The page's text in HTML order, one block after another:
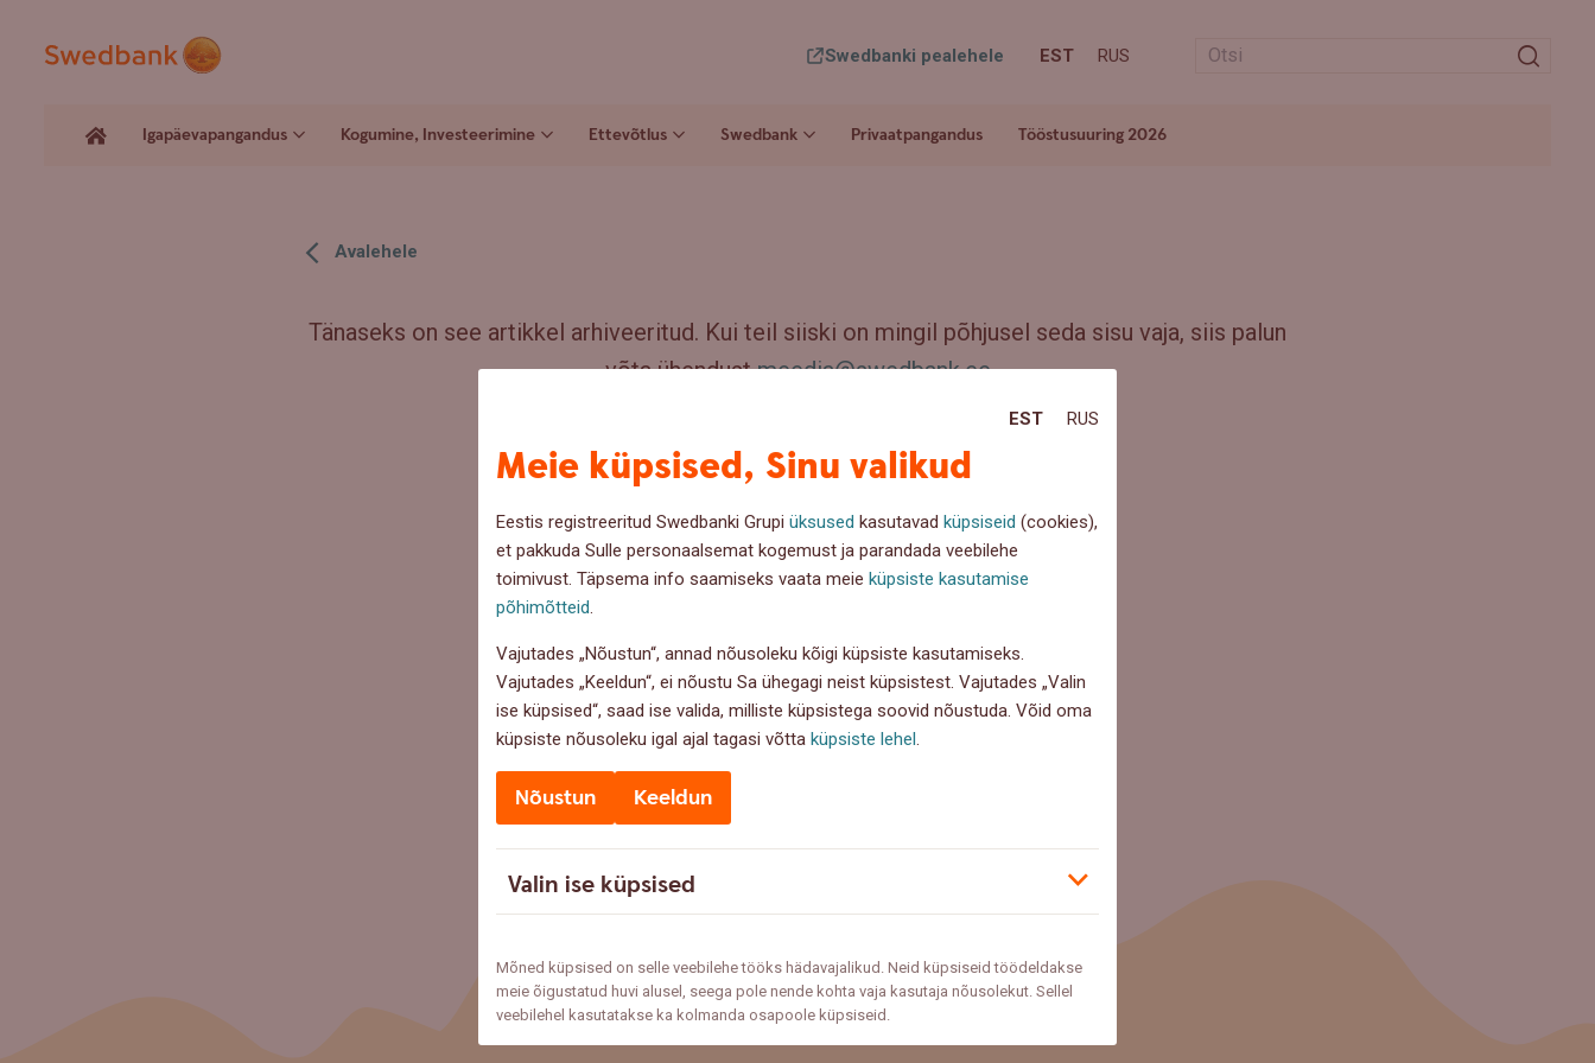
EST RUS
Meie küpsised, Sinu valikud
Eestis registreeritud Swedbanki Grupiüksused kasutavadküpsiseid (cookies),
et pakkuda Sulle personaalsemat kogemust ja parandada veebilehe
toimivust. Täpsema info saamiseks vaata meieküpsiste kasutamise
põhimõtteid.
Vajutades „Nõustun“, annad nõusoleku kõigi küpsiste kasutamiseks.
Vajutades „Keeldun“, ei nõustu Sa ühegagi neist küpsistest. Vajutades „Valin
ise küpsised“, saad ise valida, milliste küpsistega soovid nõustuda. Võid oma
küpsiste nõusoleku igal ajal tagasi võttaküpsiste lehel.
Nõustun Keeldun
Valin ise küpsised
Mõned küpsised on selle veebilehe tööks hädavajalikud. Neid küpsiseid töödeldakse
meie õigustatud huvi alusel, seega pole nende kohta vaja kasutaja nõusolekut. Sellel
veebilehel kasutatakse ka kolmanda osapoole küpsiseid.
Swedbanki pealehele EST RUS
Igapäevapangandus Kogumine, Investeerimine Ettevõtlus Swedbank Privaatpangandus Tööstusuuring 2026
Avalehele
Tänaseks on see artikkel arhiveeritud. Kui teil siiski on mingil põhjusel seda sisu vaja, siis palun
võta ühendustmeedia@swedbank.ee